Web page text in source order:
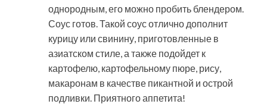
однородным, его можно пробить блендером.
Соус готов. Такой соус отлично дополнит
курицу или свинину, приготовленные в
азиатском стиле, а также подойдет к
картофелю, картофельному пюре, рису,
макаронам в качестве пикантной и острой
подливки. Приятного аппетита!